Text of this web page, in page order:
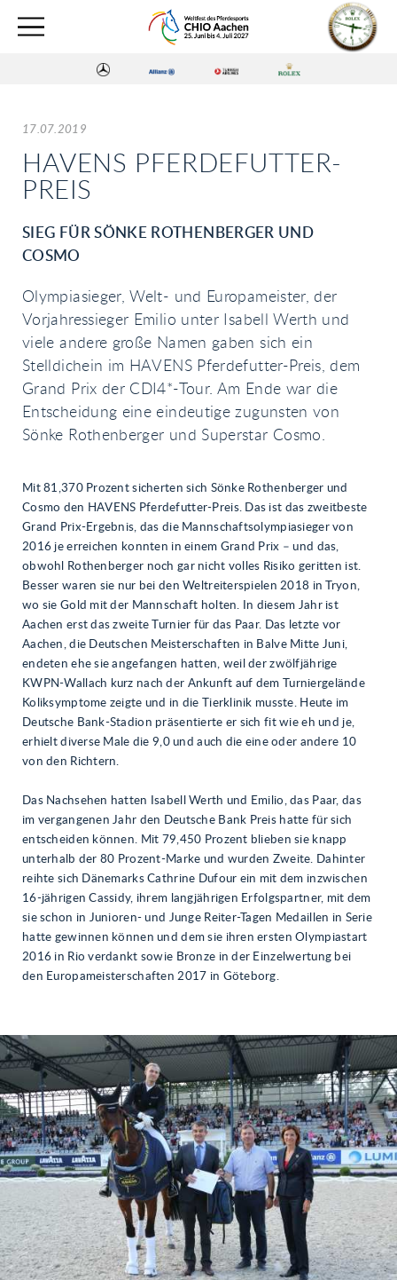
17.07.2019
HAVENS PFERDEFUTTER-
PREIS
SIEG FÜR SÖNKE ROTHENBERGER UND
COSMO
Olympiasieger, Welt- und Europameister, der
Vorjahressieger Emilio unter Isabell Werth und
viele andere große Namen gaben sich ein
Stelldichein im HAVENS Pferdefutter-Preis, dem
Grand Prix der CDI4*-Tour. Am Ende war die
Entscheidung eine eindeutige zugunsten von
Sönke Rothenberger und Superstar Cosmo.
Mit 81,370 Prozent sicherten sich Sönke Rothenberger und
Cosmo den HAVENS Pferdefutter-Preis. Das ist das zweitbeste
Grand Prix-Ergebnis, das die Mannschaftsolympiasieger von
2016 je erreichen konnten in einem Grand Prix – und das,
obwohl Rothenberger noch gar nicht volles Risiko geritten ist.
Besser waren sie nur bei den Weltreiterspielen 2018 in Tryon,
wo sie Gold mit der Mannschaft holten. In diesem Jahr ist
Aachen erst das zweite Turnier für das Paar. Das letzte vor
Aachen, die Deutschen Meisterschaften in Balve Mitte Juni,
endeten ehe sie angefangen hatten, weil der zwölfjährige
KWPN-Wallach kurz nach der Ankunft auf dem Turniergelände
Koliksymptome zeigte und in die Tierklinik musste. Heute im
Deutsche Bank-Stadion präsentierte er sich fit wie eh und je,
erhielt diverse Male die 9,0 und auch die eine oder andere 10
von den Richtern.
Das Nachsehen hatten Isabell Werth und Emilio, das Paar, das
im vergangenen Jahr den Deutsche Bank Preis hatte für sich
entscheiden können. Mit 79,450 Prozent blieben sie knapp
unterhalb der 80 Prozent-Marke und wurden Zweite. Dahinter
reihte sich Dänemarks Cathrine Dufour ein mit dem inzwischen
16-jährigen Cassidy, ihrem langjährigen Erfolgspartner, mit dem
sie schon in Junioren- und Junge Reiter-Tagen Medaillen in Serie
hatte gewinnen können und dem sie ihren ersten Olympiastart
2016 in Rio verdankt sowie Bronze in der Einzelwertung bei
den Europameisterschaften 2017 in Göteborg.